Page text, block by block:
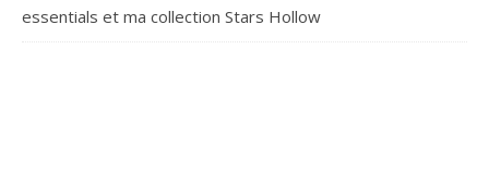
essentials et ma collection Stars Hollow